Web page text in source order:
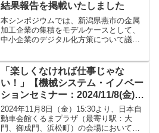
結果報告を掲載いたしました
本シンポジウムでは、新潟県燕市の金属
加工企業の集積をモデルケースとして、
中小企業のデジタル化方策について議論
課題解決とビジネスモデル変革の方向
性、そのための人材育成のあ...
「楽しくなければ仕事じゃな
い！」【機械システム・イノベー
ションセミナー：2024/11/8(金)
15:30～17:45 リアル開催】
2024年11月8日（金）15:30より、日本自
動車会館くるまプラザ（最寄り駅：大
門、御成門、浜松町）の会場において、